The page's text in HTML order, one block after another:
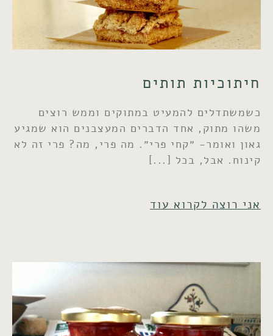
חיתוכיות תותים
כשמשתדלים להמעיט במתוקים וממש רוצים
משהו מתוק, אחד הדברים המעצבנים הוא שמגיע
גאון ואומר- ״קחי פרי״. מה פרי, מה? פרי זה לא
קינוח. אבל, בכל
אני רוצה לקרוא עוד